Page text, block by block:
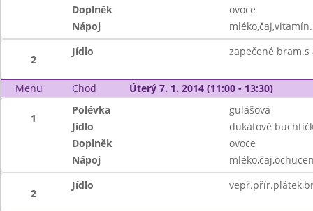
Doplněk
ovoce
Nápoj
2
Jídlo zapečené bram.s
Menu Chod Úterý 7. 1. 2014 (11:00 - 13:30)
1
Polévka
gulášová
Jídlo
dukátové
Doplněk
ovoce
Nápoj
2
Jídlo